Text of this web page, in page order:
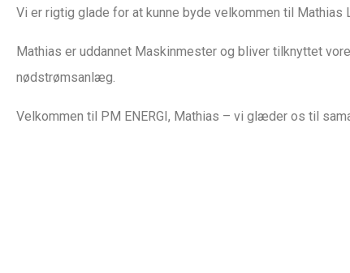
Vi er rigtig glade for at kunne byde velkommen til Mathias
Mathias er uddannet Maskinmester og bliver tilknyttet
nødstrømsanlæg.
Velkommen til PM ENERGI, Mathias – vi glæder os til